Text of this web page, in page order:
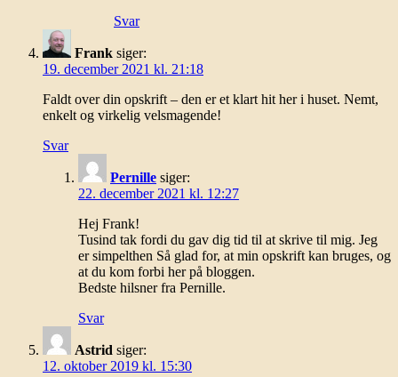
Svar
Frank siger:
19. december 2021 kl. 21:18
Faldt over din opskrift – den er et klart hit her i huset. Nemt,
enkelt og virkelig velsmagende!
Svar
Pernille siger:
22. december 2021 kl. 12:27
Hej Frank!
Tusind tak fordi du gav dig tid til at skrive til mig. Jeg
er simpelthen Så glad for, at min opskrift kan bruges, og
at du kom forbi her på bloggen.
Bedste hilsner fra Pernille.
Svar
Astrid siger:
12. oktober 2019 kl. 15:30